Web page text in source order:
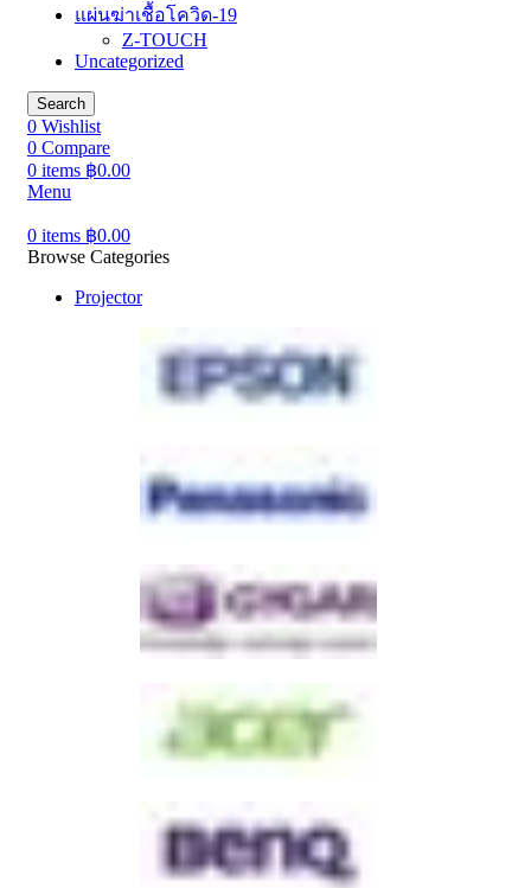
แผ่นฆ่าเชื้อโควิด-19
Z-TOUCH
Uncategorized
Search
0 Wishlist
0 Compare
0 items ฿0.00
Menu
0 items ฿0.00
Browse Categories
Projector